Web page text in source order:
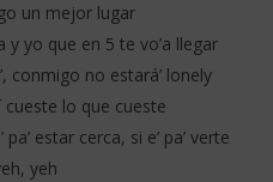
un mejor lugar
yo que en 5 te vo’a llegar
conmigo no estará’ lonely
cueste lo que cueste
estar cerca, si e’ pa’ verte
yeh